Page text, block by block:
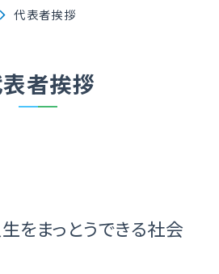
代表者挨拶
者挨拶
をまっとうできる社会